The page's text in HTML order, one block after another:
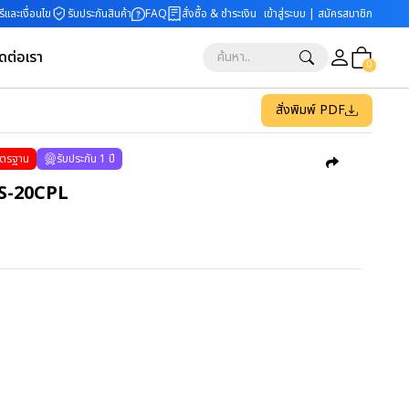
ละเงื่อนไข รับประกันสินค้า FAQ สั่งซื้อ & ชำระเงิน เข้าสู่ระบบ | สมัครสมาชิก
ต่อเรา 0
สั่งพิมพ์ PDF
รฐาน รับประกัน 1 ปี
20CPL